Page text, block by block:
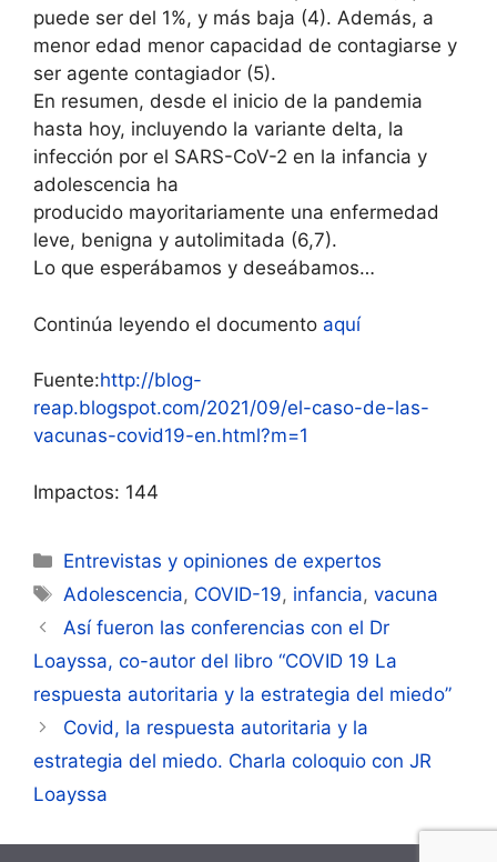
puede ser del 1%, y más baja (4). Además, a
menor edad menor capacidad de contagiarse y
ser agente contagiador (5).
En resumen, desde el inicio de la pandemia
hasta hoy, incluyendo la variante delta, la
infección por el SARS-CoV-2 en la infancia y
adolescencia ha
producido mayoritariamente una enfermedad
leve, benigna y autolimitada (6,7).
Lo que esperábamos y deseábamos…
Continúa leyendo el documento aquí
Fuente:http://blog-
reap.blogspot.com/2021/09/el-caso-de-las-
vacunas-covid19-en.html?m=1
Impactos: 144
Categorías
Entrevistas y opiniones de expertos
Etiquetas
Adolescencia, COVID-19, infancia,vacuna
Navegación
de
entradas
Así fueron las conferencias con el Dr
Loayssa, co-autor del libro “COVID 19 La
respuesta autoritaria y la estrategia del miedo”
Covid, la respuesta autoritaria y la
estrategia del miedo. Charla coloquio con JR
Loayssa